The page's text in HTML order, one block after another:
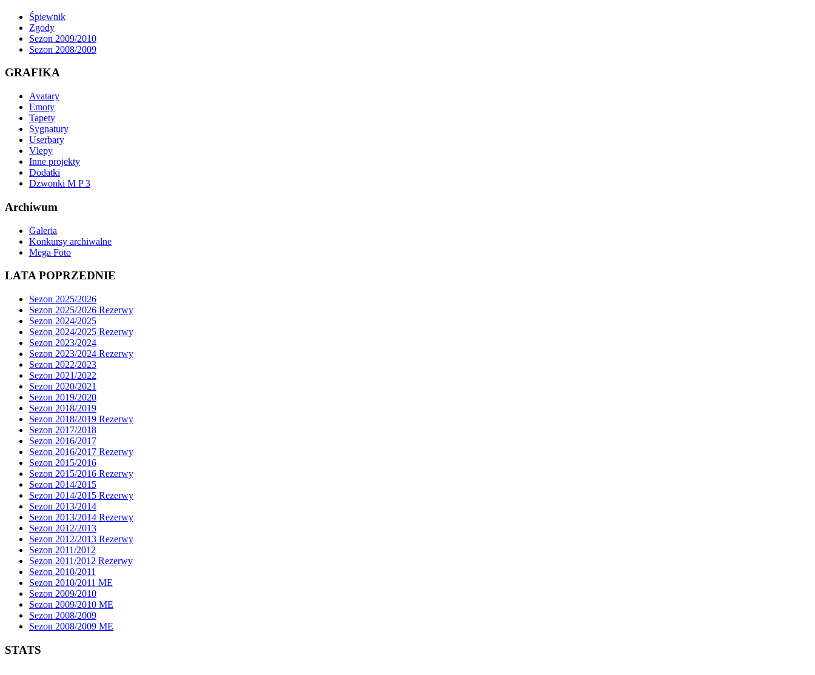
Śpiewnik
Zgody
Sezon 2009/2010
Sezon 2008/2009
GRAFIKA
Avatary
Emoty
Tapety
Sygnatury
Userbary
Vlepy
Inne projekty
Dodatki
Dzwonki M P 3
Archiwum
Galeria
Konkursy archiwalne
Mega Foto
LATA POPRZEDNIE
Sezon 2025/2026
Sezon 2025/2026 Rezerwy
Sezon 2024/2025
Sezon 2024/2025 Rezerwy
Sezon 2023/2024
Sezon 2023/2024 Rezerwy
Sezon 2022/2023
Sezon 2021/2022
Sezon 2020/2021
Sezon 2019/2020
Sezon 2018/2019
Sezon 2018/2019 Rezerwy
Sezon 2017/2018
Sezon 2016/2017
Sezon 2016/2017 Rezerwy
Sezon 2015/2016
Sezon 2015/2016 Rezerwy
Sezon 2014/2015
Sezon 2014/2015 Rezerwy
Sezon 2013/2014
Sezon 2013/2014 Rezerwy
Sezon 2012/2013
Sezon 2012/2013 Rezerwy
Sezon 2011/2012
Sezon 2011/2012 Rezerwy
Sezon 2010/2011
Sezon 2010/2011 ME
Sezon 2009/2010
Sezon 2009/2010 ME
Sezon 2008/2009
Sezon 2008/2009 ME
STATS